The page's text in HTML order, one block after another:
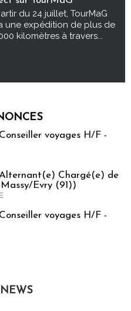
du 24 juillet, TourMaG
une expédition de plus de
kilomètres à travers...
voyages H/F -
Chargé(e) de
Evry (91))
voyages H/F -